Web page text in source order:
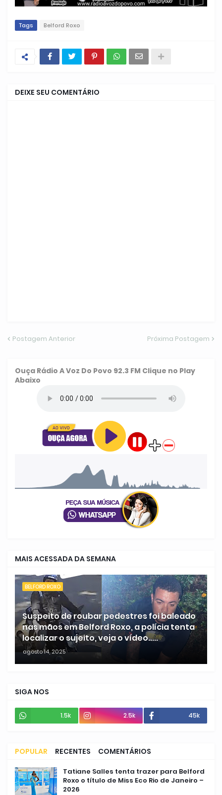
Tags Belford Roxo
DEIXE SEU COMENTÁRIO
Postagem Anterior Próxima Postagem
Ouça Rádio A Voz Do Povo 92.3 FM Clique no Play
Abaixo
MAIS ACESSADA DA SEMANA
BELFORD ROXO
Suspeito de roubar pedestres foi baleado
nas mãos em Belford Roxo, a polícia tenta
localizar o sujeito, veja o vídeo.....
agosto 14, 2025
SIGA NOS
1.5k 2.5k 45k
POPULAR RECENTES COMENTÁRIOS
Tatiane Salles tenta trazer para Belford
Roxo o título de Miss Eco Rio de Janeiro –
2026